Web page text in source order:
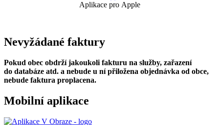
Aplikace pro Apple
Nevyžádané faktury
Pokud obec obdrží jakoukoli fakturu na služby, zařazení
do databáze atd. a nebude u ní přiložena objednávka od obce,
nebude faktura proplacena.
Mobilní aplikace